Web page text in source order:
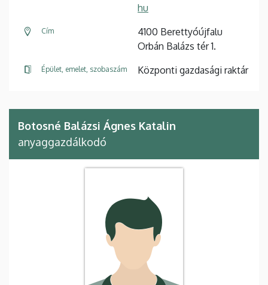
hu
Cím
4100 Berettyóújfalu
Orbán Balázs tér 1.
Épület, emelet, szobaszám Központi gazdasági raktár
Botosné Balázsi Ágnes Katalin
anyaggazdálkodó